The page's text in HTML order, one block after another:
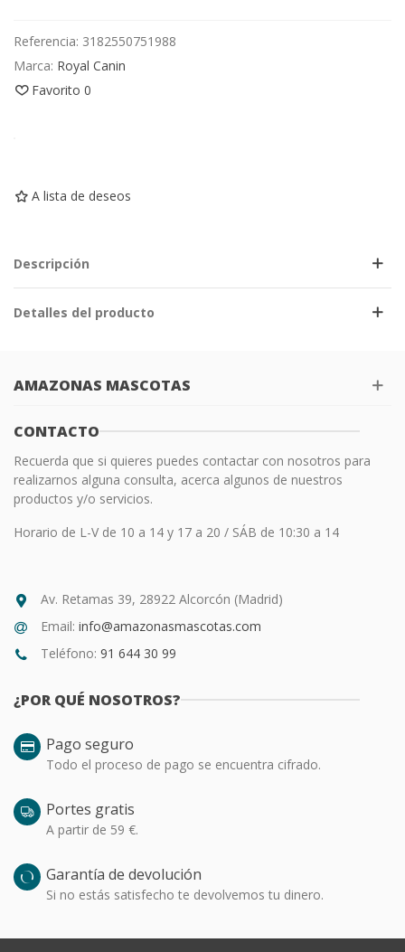
Referencia: 3182550751988
Marca: Royal Canin
Favorito 0
A lista de deseos
Descripción
Detalles del producto
AMAZONAS MASCOTAS
CONTACTO
Recuerda que si quieres puedes contactar con nosotros para
realizarnos alguna consulta, acerca algunos de nuestros
productos y/o servicios.
Horario de L-V de 10 a 14 y 17 a 20 / SÁB de 10:30 a 14
Av. Retamas 39, 28922 Alcorcón (Madrid)
Email: info@amazonasmascotas.com
Teléfono: 91 644 30 99
¿POR QUÉ NOSOTROS?
Pago seguro
Todo el proceso de pago se encuentra cifrado.
Portes gratis
A partir de 59 €.
Garantía de devolución
Si no estás satisfecho te devolvemos tu dinero.